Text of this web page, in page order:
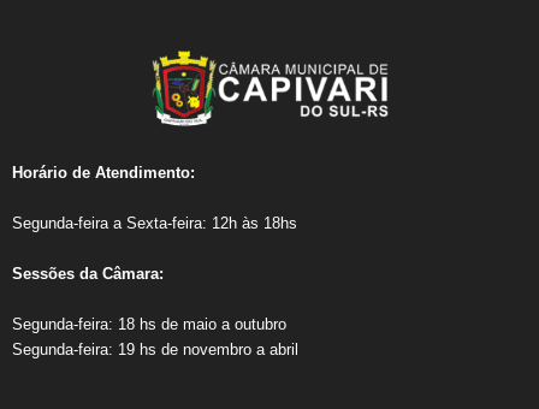
Horário de Atendimento:​
Segunda-feira a Sexta-feira: 12h às 18hs
Sessões da Câmara:
Segunda-feira: 18 hs de maio a outubro
Segunda-feira: 19 hs de novembro a abril